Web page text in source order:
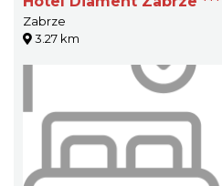
Zabrze
3.27 km